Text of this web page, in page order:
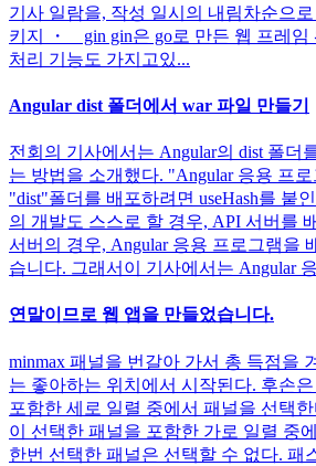
기사 일람을, 작성 일시의 내림차순으
키지 ・ gin gin은 go로 만든 웹 프레임
처리 기능도 가지고있...
Angular dist 폴더에서 war 파일 만들기
전회의 기사에서는 Angular의 dist 폴더
는 방법을 소개했다. "Angular 응용 프
"dist"폴더를 배포하려면 useHash를 붙
의 개발도 스스로 할 경우, API 서버를
서버의 경우, Angular 응용 프로그램을
습니다. 그래서이 기사에서는 Angular
연말이므로 웹 앱을 만들었습니다.
minmax 패널을 번갈아 가서 총 득점을
는 좋아하는 위치에서 시작된다. 후손
포함한 세로 일렬 중에서 패널을 선택
이 선택한 패널을 포함한 가로 일렬 중
한번 선택한 패널은 선택할 수 없다. 패